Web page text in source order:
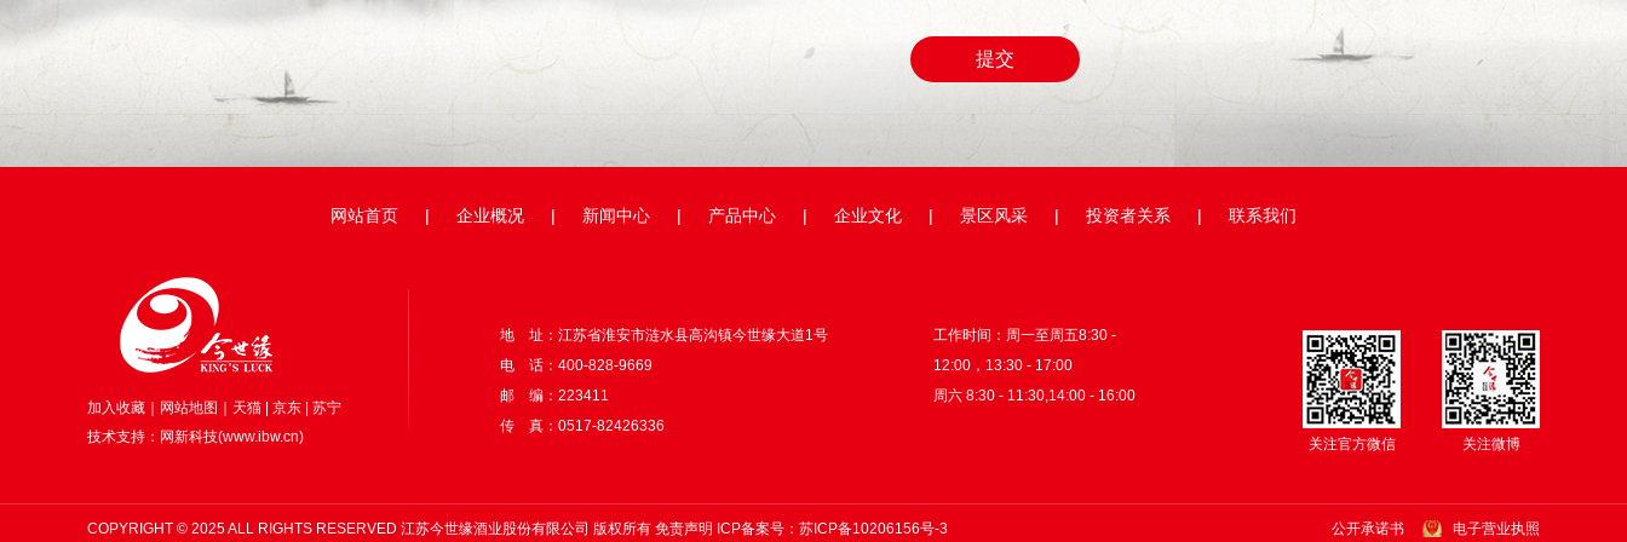
网站首页 | 企业概况 | 新闻中心 | 产品中心 | 企业文化 | 景区风采 | 投资者关系 | 联系我们
加入收藏 网站地图 天猫 京东
苏宁
技术支持： 网新科技(www.ibw.cn)
地 址：江苏省淮安市涟水县高沟镇今世缘大道1号
工作时间：周一至周五8:30 -
12:00，13:30 - 17:00
周六 8:30 - 11:30,14:00 - 16:00
电 话：400-828-9669
邮 编：223411
传 真：0517-82426336
关注官方微信
关注微博
COPYRIGHT © 2025 ALL RIGHTS RESERVED 江苏今世缘酒业股份有限公司 版权所有 免责声明 ICP备案号： 苏ICP备10206156号-3 电子营业执照
公开承诺书